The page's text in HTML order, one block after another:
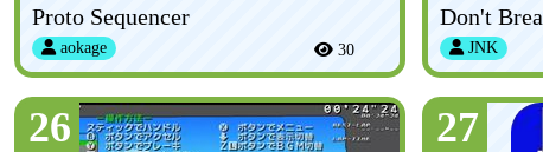
Proto Sequencer
aokage 30
Don't
JNK
26 27